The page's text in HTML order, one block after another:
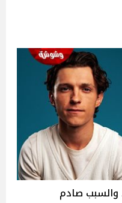
صادم